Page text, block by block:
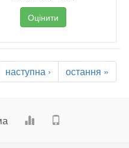
Оцінити
наступна › остання »